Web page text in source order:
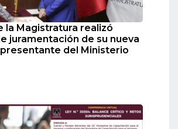
la Magistratura realizó
juramentación de su nueva
del Ministerio